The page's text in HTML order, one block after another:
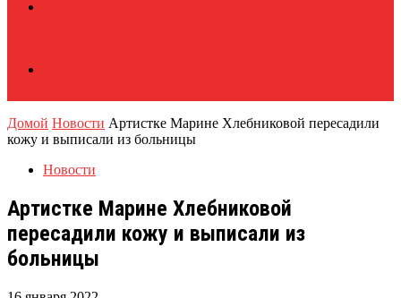
Домой Новости Артистке Марине Хлебниковой пересадили
кожу и выписали из больницы
Новости
Артистке Марине Хлебниковой
пересадили кожу и выписали из
больницы